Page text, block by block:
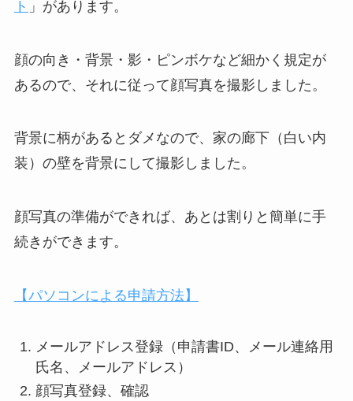
ト 」があります。
顔の向き・背景・影・ピンボケなど細かく規定が
あるので、それに従って顔写真を撮影しました。
背景に柄があるとダメなので、家の廊下（白い内
装）の壁を背景にして撮影しました。
顔写真の準備ができれば、あとは割りと簡単に手
続きができます。
【パソコンによる申請方法】
メールアドレス登録（申請書ID、メール連絡用
氏名、メールアドレス）
顔写真登録、確認